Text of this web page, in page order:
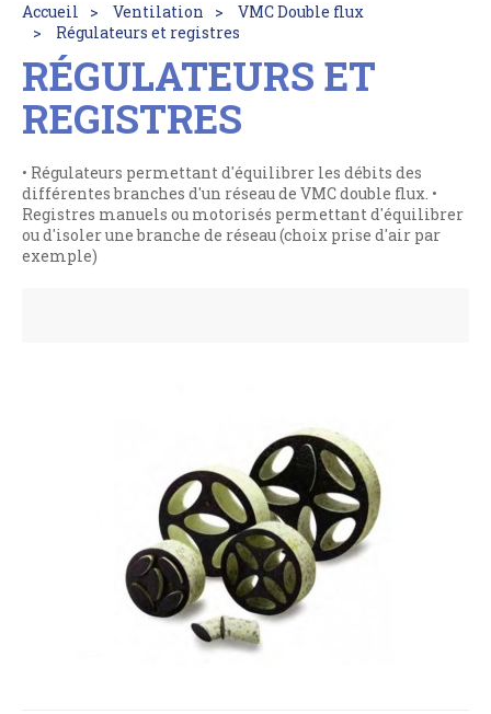
Accueil Ventilation
VMC Double flux
Régulateurs et registres
RÉGULATEURS ET
REGISTRES
• Régulateurs permettant d'équilibrer les débits des
différentes branches d'un réseau de VMC double flux. •
Registres manuels ou motorisés permettant d'équilibrer
ou d'isoler une branche de réseau (choix prise d'air par
exemple)